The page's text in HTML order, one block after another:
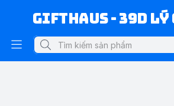
Gifthaus - 39D Lý